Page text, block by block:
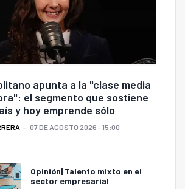
apunta a la "clase media
el segmento que sostiene
y hoy emprende sólo
07 DE AGOSTO 2026 - 15:00
Opinión| Talento mixto en el
sector empresarial